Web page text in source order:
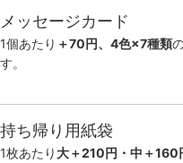
メッセージカード
1個あたり ＋70円、4色×7種類
す。
持ち帰り用紙袋
1枚あたり 大＋210円・中＋160